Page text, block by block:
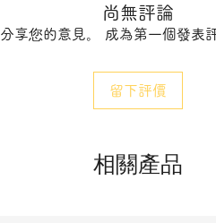
尚無評論
分享您的意見。 成為第一個發表
留下評價
相關產品